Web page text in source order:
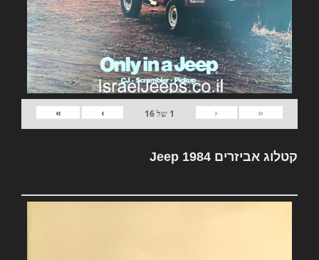
«
‹
1 של16
›
»
קטלוג אביזרים Jeep 1984